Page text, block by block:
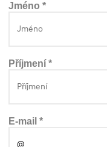
Jméno *
Příjmení *
E-mail *